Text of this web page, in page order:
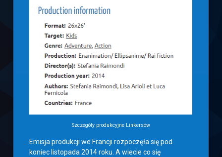
Szczegóły produkcyjne Linkersów
Emisja produkcji we Francji rozpoczęła się pod
koniec listopada 2014 roku. A wiecie co się